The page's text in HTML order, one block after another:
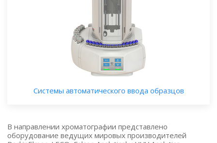
Системы автоматического ввода образцов
В направлении хроматографии представлено
оборудование ведущих мировых производителей